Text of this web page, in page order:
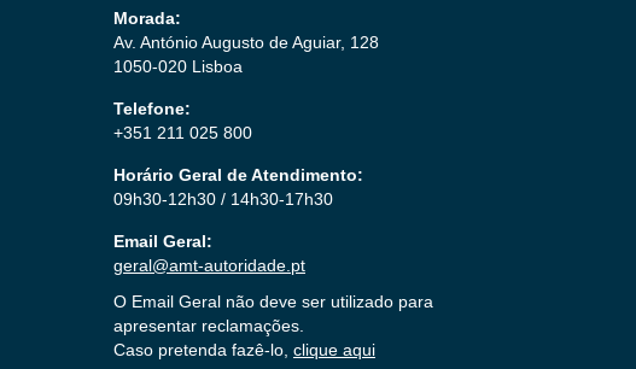
Morada:
Av. António Augusto de Aguiar, 128
1050-020 Lisboa
Telefone:
+351 211 025 800
Horário Geral de Atendimento:
09h30-12h30 / 14h30-17h30
Email Geral:
geral@amt-autoridade.pt
O Email Geral não deve ser utilizado para
apresentar reclamações.
Caso pretenda fazê-lo, clique aqui